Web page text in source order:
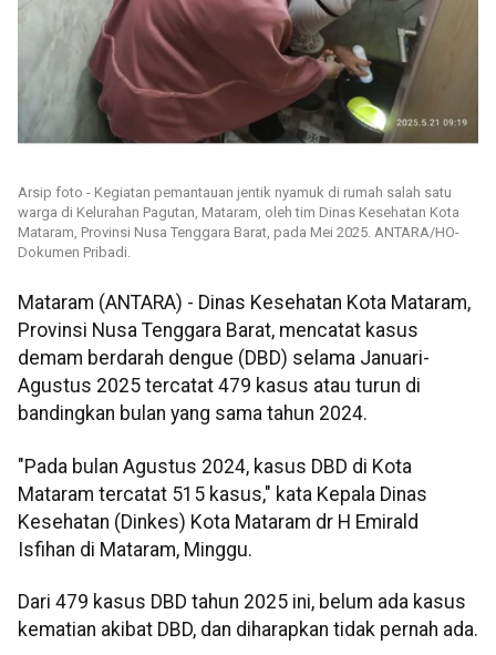
Arsip foto - Kegiatan pemantauan jentik nyamuk di rumah salah satu
warga di Kelurahan Pagutan, Mataram, oleh tim Dinas Kesehatan Kota
Mataram, Provinsi Nusa Tenggara Barat, pada Mei 2025. ANTARA/HO-
Dokumen Pribadi.
Mataram (ANTARA) - Dinas Kesehatan Kota Mataram,
Provinsi Nusa Tenggara Barat, mencatat kasus
demam berdarah dengue (DBD) selama Januari-
Agustus 2025 tercatat 479 kasus atau turun di
bandingkan bulan yang sama tahun 2024.
"Pada bulan Agustus 2024, kasus DBD di Kota
Mataram tercatat 515 kasus," kata Kepala Dinas
Kesehatan (Dinkes) Kota Mataram dr H Emirald
Isfihan di Mataram, Minggu.
Dari 479 kasus DBD tahun 2025 ini, belum ada kasus
kematian akibat DBD, dan diharapkan tidak pernah ada.